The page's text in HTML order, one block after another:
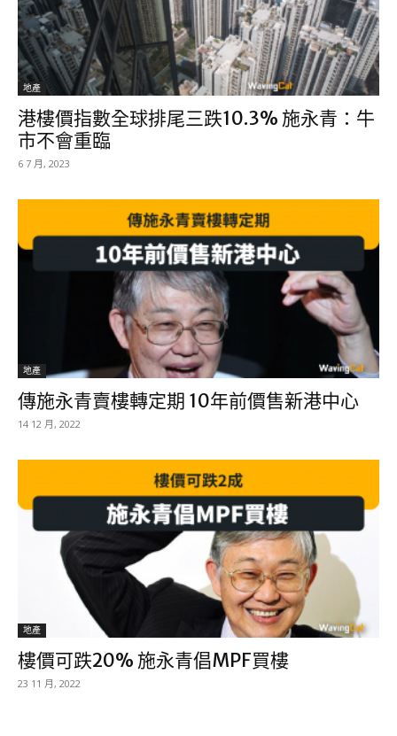
地產
港樓價指數全球排尾三跌10.3% 施永青：牛
市不會重臨
6 7 月, 2023
地產
傳施永青賣樓轉定期 10年前價售新港中心
14 12 月, 2022
地產
樓價可跌20% 施永青倡MPF買樓
23 11 月, 2022